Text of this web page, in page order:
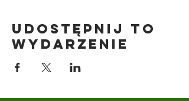
Udostępnij to
wydarzenie